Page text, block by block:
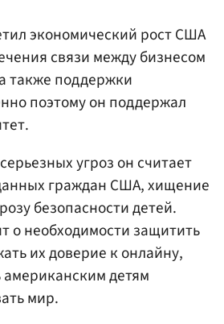
экономический рост США
связи между бизнесом
также поддержки
поэтому он поддержал
угроз он считает
граждан США, хищение
безопасности детей.
о необходимости защитить
их доверие к онлайну,
детям
мир.